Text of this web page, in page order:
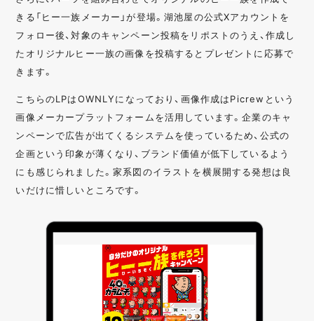
きる「ヒー一族メーカー」が登場。湖池屋の公式Xアカウントを
フォロー後、対象のキャンペーン投稿をリポストのうえ、作成し
たオリジナルヒー一族の画像を投稿するとプレゼントに応募で
きます。
こちらのLPはOWNLYになっており、画像作成はPicrewという
画像メーカープラットフォームを活用しています。企業のキャ
ンペーンで広告が出てくるシステムを使っているため、公式の
企画という印象が薄くなり、ブランド価値が低下しているよう
にも感じられました。家系図のイラストを横展開する発想は良
いだけに惜しいところです。